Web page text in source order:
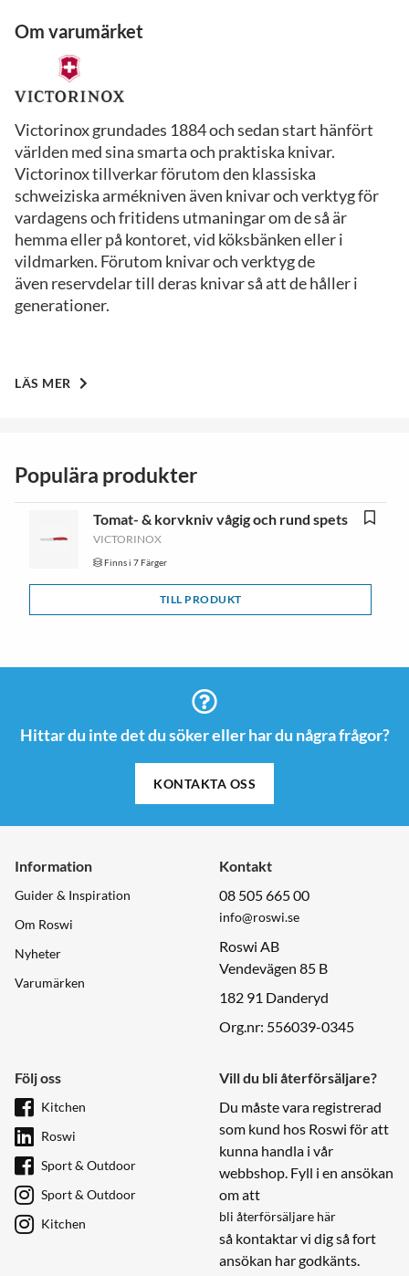
Om varumärket
Victorinox grundades 1884 och sedan start hänfört
världen med sina smarta och praktiska knivar.
Victorinox tillverkar förutom den klassiska
schweiziska armékniven även knivar och verktyg för
vardagens och fritidens utmaningar om de så är
hemma eller på kontoret, vid köksbänken eller i
vildmarken. Förutom knivar och verktyg de
även reservdelar till deras knivar så att de håller i
generationer.
LÄS MER
Populära produkter
Tomat- & korvkniv vågig och rund spets
VICTORINOX
Finns i 7 Färger
TILL PRODUKT
Hittar du inte det du söker eller har du några frågor?
KONTAKTA OSS
Information
Guider & Inspiration
Om Roswi
Nyheter
Varumärken
Kontakt
08 505 665 00
info@roswi.se
Roswi AB
Vendevägen 85 B
182 91 Danderyd
Org.nr: 556039-0345
Följ oss
Kitchen
Roswi
Sport & Outdoor
Sport & Outdoor
Kitchen
Vill du bli återförsäljare?
Du måste vara registrerad
som kund hos Roswi för att
kunna handla i vår
webbshop. Fyll i en ansökan
om att
bli återförsäljare här
så kontaktar vi dig så fort
ansökan har godkänts.